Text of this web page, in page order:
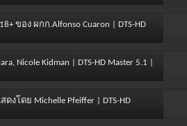
ของ ผกก.Alfonso Cuaron | DTS-HD
Nicole Kidman | DTS-HD Master 5.1 |
ดงโดย Michelle Pfeiffer | DTS-HD